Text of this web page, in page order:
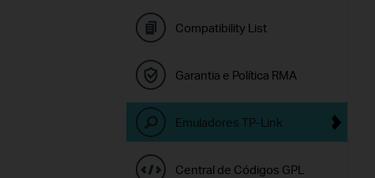
Compatibility List
Garantia e Política RMA
Emuladores TP-Link
Central de Códigos GPL